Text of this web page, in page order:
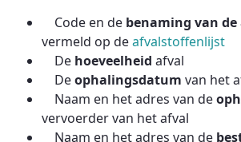
Code en de benaming van
vermeld op deafvalstoffenlijst
De hoeveelheid afval
Deophalingsdatum van het
Naam en het adres van de
vervoerder van het afval
Naam en het adres van de